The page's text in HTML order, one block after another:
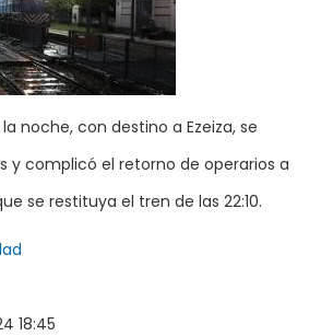
noche, con destino a Ezeiza, se
y complicó el retorno de operarios a
se restituya el tren de las 22:10.
18:45